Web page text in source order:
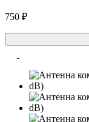
750 ₽